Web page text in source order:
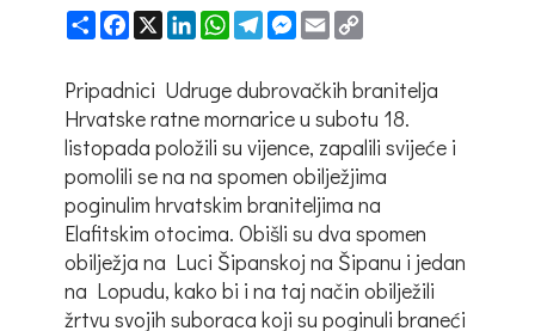
ShareFacebook
X LinkedInWhatsApp
TelegramMessenger
Email
Pripadnici Udruge dubrovačkih branitelja
Hrvatske ratne mornarice u subotu 18.
listopada položili su vijence, zapalili svijeće i
pomolili se na na spomen obilježjima
poginulim hrvatskim braniteljima na
Elafitskim otocima. Obišli su dva spomen
obilježja na Luci Šipanskoj na Šipanu i jedan
na Lopudu, kako bi i na taj način obilježili
žrtvu svojih suboraca koji su poginuli braneći